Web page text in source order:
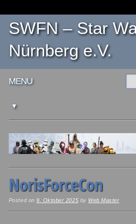
SWFN – Star
Nürnberg e.V.
Main menu
MENU
NorisForceCon
Posted on9. Oktober 2025 by Web Master